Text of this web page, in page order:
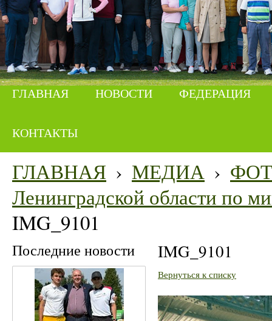
ГЛАВНАЯ НОВОСТИ ФЕДЕРАЦИЯ
КОНТАКТЫ
ГЛАВНАЯ › МЕДИА ›
Ленинградской области по
IMG_9101
Последние новости IMG_9101
Вернуться к списку